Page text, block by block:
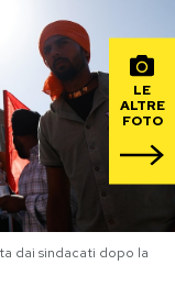
LE
ALTRE
FOTO
dai sindacati dopo la